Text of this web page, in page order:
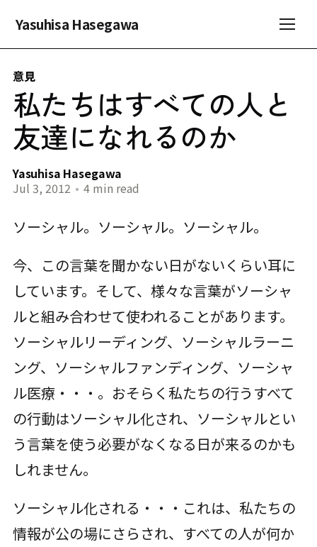
Yasuhisa Hasegawa
意見
私たちはすべての人と
友達になれるのか
Yasuhisa Hasegawa
Jul 3, 2012 • 4 min read
ソーシャル。ソーシャル。ソーシャル。
今、この言葉を聞かない日がないくらい耳に
しています。そして、様々な言葉がソーシャ
ルと組み合わせて使われることがあります。
ソーシャルリーディング、ソーシャルラーニ
ング、ソーシャルファンディング、ソーシャ
ル医療・・・。おそらく私たちの行うすべて
の行動はソーシャル化され、ソーシャルとい
う言葉を使う必要がなくなる日が来るのかも
しれません。
ソーシャル化される・・・これは、私たちの
情報が公の場にさらされ、すべての人が何か